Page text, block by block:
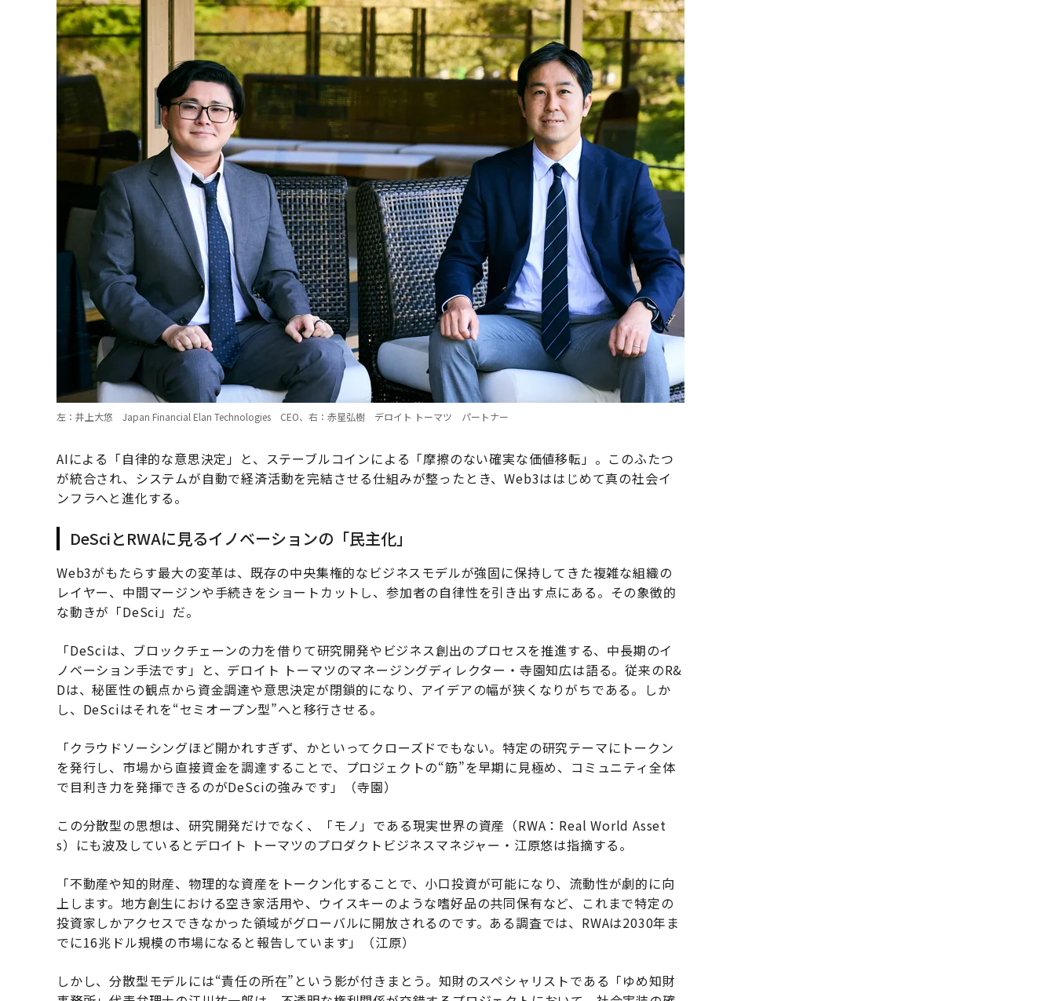
左：井上大悠 Japan Financial Elan Technologies CEO、右：赤星弘樹 デロイト トーマツ パートナー
AIによる「自律的な意思決定」と、ステーブルコインによる「摩擦のない確実な価値移転」。このふたつ
が統合され、システムが自動で経済活動を完結させる仕組みが整ったとき、Web3ははじめて真の社会イ
ンフラへと進化する。
DeSciとRWAに見るイノベーションの「民主化」
Web3がもたらす最大の変革は、既存の中央集権的なビジネスモデルが強固に保持してきた複雑な組織の
レイヤー、中間マージンや手続きをショートカットし、参加者の自律性を引き出す点にある。その象徴的
な動きが「DeSci」だ。
「DeSciは、ブロックチェーンの力を借りて研究開発やビジネス創出のプロセスを推進する、中長期のイ
ノベーション手法です」と、デロイト トーマツのマネージングディレクター・寺園知広は語る。従来のR&
Dは、秘匿性の観点から資金調達や意思決定が閉鎖的になり、アイデアの幅が狭くなりがちである。しか
し、DeSciはそれを“セミオープン型”へと移行させる。
「クラウドソーシングほど開かれすぎず、かといってクローズドでもない。特定の研究テーマにトークン
を発行し、市場から直接資金を調達することで、プロジェクトの“筋”を早期に見極め、コミュニティ全体
で目利き力を発揮できるのがDeSciの強みです」（寺園）
この分散型の思想は、研究開発だけでなく、「モノ」である現実世界の資産（RWA：Real World Asset
s）にも波及しているとデロイト トーマツのプロダクトビジネスマネジャー・江原悠は指摘する。
「不動産や知的財産、物理的な資産をトークン化することで、小口投資が可能になり、流動性が劇的に向
上します。地方創生における空き家活用や、ウイスキーのような嗜好品の共同保有など、これまで特定の
投資家しかアクセスできなかった領域がグローバルに開放されるのです。ある調査では、RWAは2030年ま
でに16兆ドル規模の市場になると報告しています」（江原）
しかし、分散型モデルには“責任の所在”という影が付きまとう。知財のスペシャリストである「ゆめ知財